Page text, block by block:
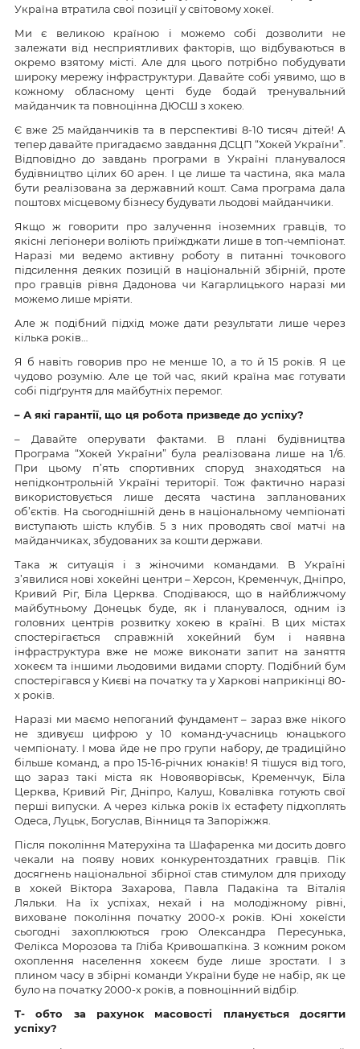
Україна втратила свої позиції у світовому хокеї.
Ми є великою країною і можемо собі дозволити не
залежати від несприятливих факторів, що відбуваються в
окремо взятому місті. Але для цього потрібно побудувати
широку мережу інфраструктури. Давайте собі уявимо, що в
кожному обласному центі буде бодай тренувальний
майданчик та повноцінна ДЮСШ з хокею.
Є вже 25 майданчиків та в перспективі 8-10 тисяч дітей! А
тепер давайте пригадаємо завдання ДСЦП “Хокей України”.
Відповідно до завдань програми в Україні планувалося
будівництво цілих 60 арен. І це лише та частина, яка мала
бути реалізована за державний кошт. Сама програма дала
поштовх місцевому бізнесу будувати льодові майданчики.
Якщо ж говорити про залучення іноземних гравців, то
якісні легіонери воліють приїжджати лише в топ-чемпіонат.
Наразі ми ведемо активну роботу в питанні точкового
підсилення деяких позицій в національній збірній, проте
про гравців рівня Дадонова чи Кагарлицького наразі ми
можемо лише мріяти.
Але ж подібний підхід може дати результати лише через
кілька років…
Я б навіть говорив про не менше 10, а то й 15 років. Я це
чудово розумію. Але це той час, який країна має готувати
собі підґрунтя для майбутніх перемог.
– А які гарантії, що ця робота призведе до успіху?
– Давайте оперувати фактами. В плані будівництва
Програма “Хокей України” була реалізована лише на 1/6.
При цьому п’ять спортивних споруд знаходяться на
непідконтрольній Україні території. Тож фактично наразі
використовується лише десята частина запланованих
об’єктів. На сьогоднішній день в національному чемпіонаті
виступають шість клубів. 5 з них проводять свої матчі на
майданчиках, збудованих за кошти держави.
Така ж ситуація і з жіночими командами. В Україні
з’явилися нові хокейні центри – Херсон, Кременчук, Дніпро,
Кривий Ріг, Біла Церква. Сподіваюся, що в найближчому
майбутньому Донецьк буде, як і планувалося, одним із
головних центрів розвитку хокею в країні. В цих містах
спостерігається справжній хокейний бум і наявна
інфраструктура вже не може виконати запит на заняття
хокеєм та іншими льодовими видами спорту. Подібний бум
спостерігався у Києві на початку та у Харкові наприкінці 80-
х років.
Наразі ми маємо непоганий фундамент – зараз вже нікого
не здивуєш цифрою у 10 команд-учасниць юнацького
чемпіонату. І мова йде не про групи набору, де традиційно
більше команд, а про 15-16-річних юнаків! Я тішуся від того,
що зараз такі міста як Новояворівськ, Кременчук, Біла
Церква, Кривий Ріг, Дніпро, Калуш, Ковалівка готують свої
перші випуски. А через кілька років їх естафету підхоплять
Одеса, Луцьк, Богуслав, Вінниця та Запоріжжя.
Після покоління Матерухіна та Шафаренка ми досить довго
чекали на появу нових конкурентоздатних гравців. Пік
досягнень національної збірної став стимулом для приходу
в хокей Віктора Захарова, Павла Падакіна та Віталія
Ляльки. На їх успіхах, нехай і на молодіжному рівні,
виховане покоління початку 2000-х років. Юні хокеїсти
сьогодні захоплюються грою Олександра Пересунька,
Фелікса Морозова та Гліба Кривошапкіна. З кожним роком
охоплення населення хокеєм буде лише зростати. І з
плином часу в збірні команди України буде не набір, як це
було на початку 2000-х років, а повноцінний відбір.
Т- обто за рахунок масовості планується досягти
успіху?